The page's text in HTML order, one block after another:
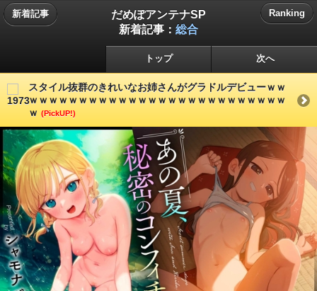
新着記事
だめぽアンテナSP
新着記事： 総合
Ranking
トップ 次へ
スタイル抜群のきれいなお姉さんがグラドルデビューｗｗ
ｗｗｗｗｗｗｗｗｗｗｗｗｗｗｗｗｗｗｗｗｗｗｗｗｗｗ
ｗ (PickUP!)